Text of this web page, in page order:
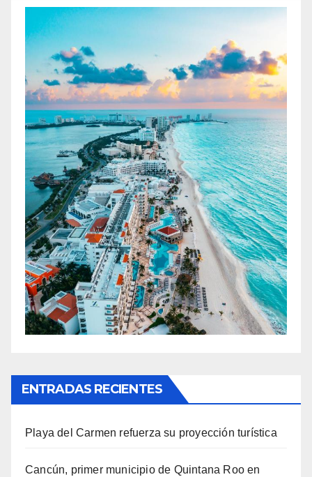
ENTRADAS RECIENTES
Playa del Carmen refuerza su proyección turística
Cancún, primer municipio de Quintana Roo en